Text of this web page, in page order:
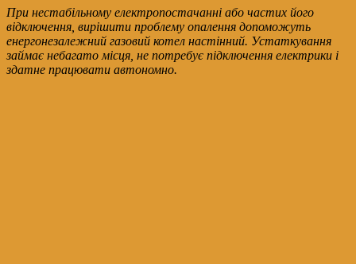
При нестабільному електропостачанні або частих його
відключення, вирішити проблему опалення допоможуть
енергонезалежний газовий котел настінний. Устаткування
займає небагато місця, не потребує підключення електрики і
здатне працювати автономно.